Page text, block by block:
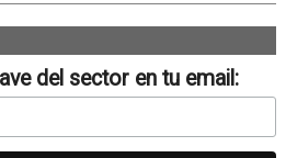
del sector en tu email: